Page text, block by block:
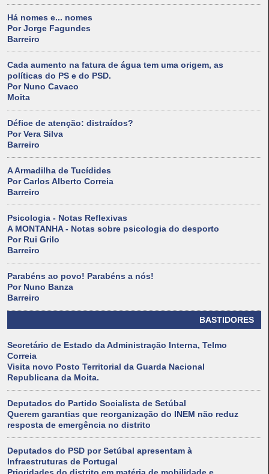
Há nomes e... nomes
Por Jorge Fagundes
Barreiro
Cada aumento na fatura de água tem uma origem, as
políticas do PS e do PSD.
Por Nuno Cavaco
Moita
Défice de atenção: distraídos?
Por Vera Silva
Barreiro
A Armadilha de Tucídides
Por Carlos Alberto Correia
Barreiro
Psicologia - Notas Reflexivas
A MONTANHA - Notas sobre psicologia do desporto
Por Rui Grilo
Barreiro
Parabéns ao povo! Parabéns a nós!
Por Nuno Banza
Barreiro
BASTIDORES
Secretário de Estado da Administração Interna, Telmo
Correia
Visita novo Posto Territorial da Guarda Nacional
Republicana da Moita.
Deputados do Partido Socialista de Setúbal
Querem garantias que reorganização do INEM não reduz
resposta de emergência no distrito
Deputados do PSD por Setúbal apresentam à
Infraestruturas de Portugal